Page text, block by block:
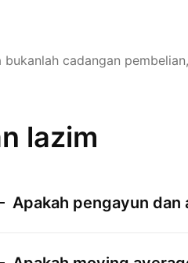
cadangan
lazim
Apakah pengayun dan